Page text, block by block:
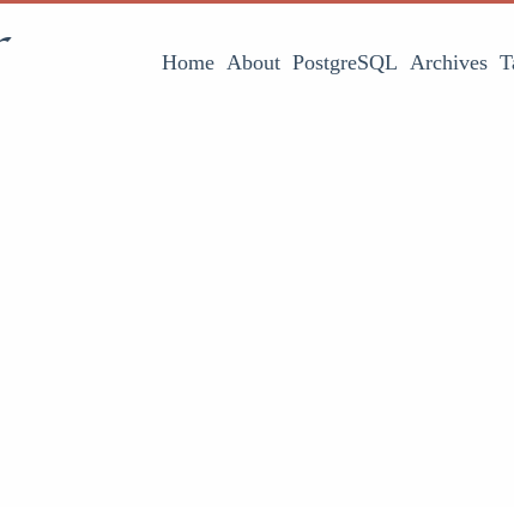
Home About PostgreSQL Archives